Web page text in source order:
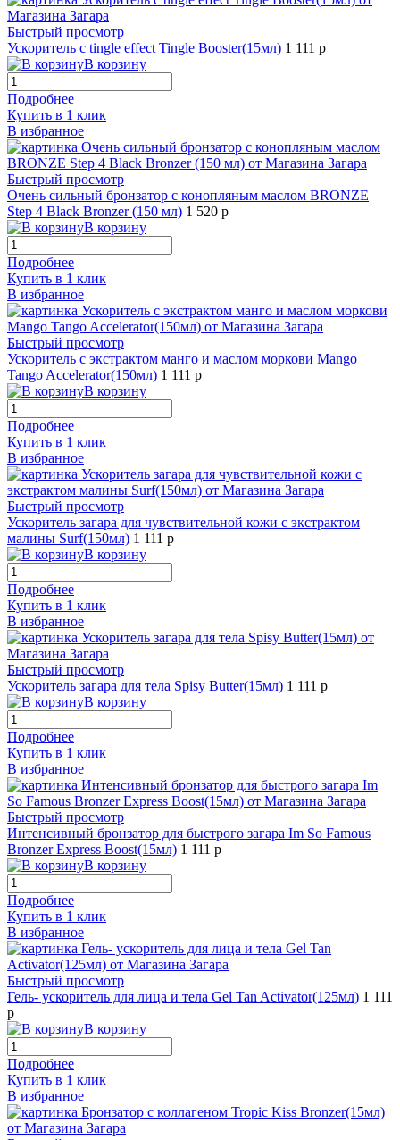
Быстрый просмотр
Ускоритель с tingle effect Tingle Booster(15мл) 1 111 р
В корзину
Подробнее
Купить в 1 клик
В избранное
Быстрый просмотр
Очень сильный бронзатор с конопляным маслом BRONZE
Step 4 Black Bronzer (150 мл) 1 520 р
В корзину
Подробнее
Купить в 1 клик
В избранное
Быстрый просмотр
Ускоритель с экстрактом манго и маслом моркови Mango
Tango Accelerator(150мл) 1 111 р
В корзину
Подробнее
Купить в 1 клик
В избранное
Быстрый просмотр
Ускоритель загара для чувствительной кожи с экстрактом
малины Surf(150мл) 1 111 р
В корзину
Подробнее
Купить в 1 клик
В избранное
Быстрый просмотр
Ускоритель загара для тела Spisy Butter(15мл) 1 111 р
В корзину
Подробнее
Купить в 1 клик
В избранное
Быстрый просмотр
Интенсивный бронзатор для быстрого загара Im So Famous
Bronzer Express Boost(15мл) 1 111 р
В корзину
Подробнее
Купить в 1 клик
В избранное
Быстрый просмотр
Гель- ускоритель для лица и тела Gel Tan Activator(125мл) 1 111
р
В корзину
Подробнее
Купить в 1 клик
В избранное